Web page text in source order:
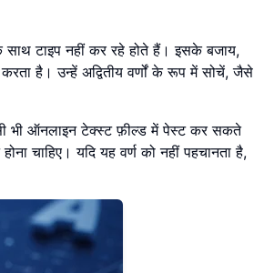
टाइप नहीं कर रहे होते हैं। इसके बजाय,
है। उन्हें अद्वितीय वर्णों के रूप में सोचें, जैसे
भी ऑनलाइन टेक्स्ट फ़ील्ड में पेस्ट कर सकते
चाहिए। यदि यह वर्ण को नहीं पहचानता है,